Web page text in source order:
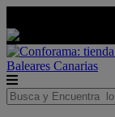
Baleares Canarias